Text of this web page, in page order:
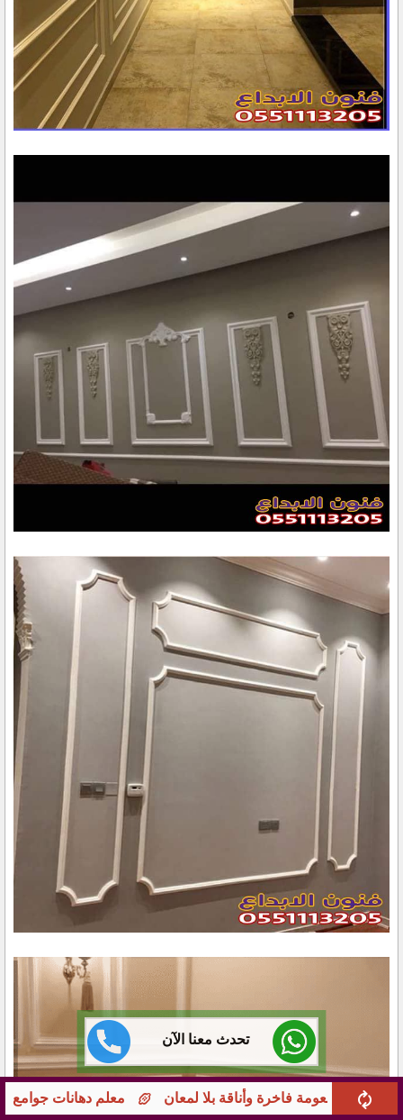
تحدث معنا الآن
معلم دهانات جوامع ومؤسسات بجدة – تشطيبات راقية 0551113205 بخبرة طويلة